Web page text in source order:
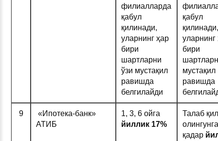
филиалларда
қабул
қилинади,
уларнинг ҳар
бири
шартларни
ўзи мустақил
равишда
белгилайди
қабул
қилинади,
уларнинг
бири
мустақил
равишда
9
«Ипотека-банк»
АТИБ
1, 3, 6 ойга
йиллик 17%
Талаб
олингунга
қадар